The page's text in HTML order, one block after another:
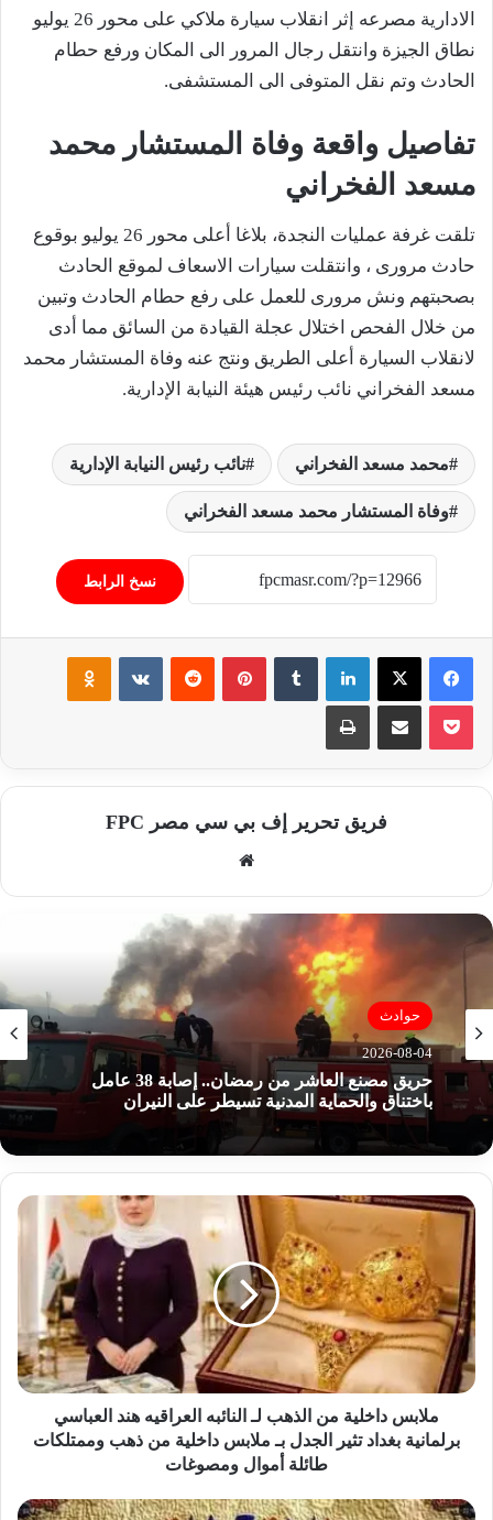
الادارية مصرعه إثر انقلاب سيارة ملاكي على محور 26 يوليو
نطاق الجيزة وانتقل رجال المرور الى المكان ورفع حطام
الحادث وتم نقل المتوفى الى المستشفى.
تفاصيل واقعة وفاة المستشار محمد
مسعد الفخراني
تلقت غرفة عمليات النجدة، بلاغا أعلى محور 26 يوليو بوقوع
حادث مرورى ، وانتقلت سيارات الاسعاف لموقع الحادث
بصحبتهم ونش مرورى للعمل على رفع حطام الحادث وتبين
من خلال الفحص اختلال عجلة القيادة من السائق مما أدى
لانقلاب السيارة أعلى الطريق ونتج عنه وفاة المستشار محمد
مسعد الفخراني نائب رئيس هيئة النيابة الإدارية.
محمد مسعد الفخراني نائب رئيس النيابة الإدارية
وفاة المستشار محمد مسعد الفخراني
نسخ الرابط
فيسبوك ‫X لينكدإن بينتيريست
فريق تحرير إف بي سي مصر FPC
الوي
ب
حوادث
2026-08-04
حريق مصنع العاشر من رمضان.. إصابة 38 عامل
باختناق والحماية المدنية تسيطر على النيران
م
ل
ا
ب
س
د
خ
ل
ا
ملابس داخلية من الذهب لـ النائبه العراقيه هند العباسي
برلمانية بغداد تثير الجدل بـ ملابس داخلية من ذهب وممتلكات
طائلة أموال ومصوغات
ا